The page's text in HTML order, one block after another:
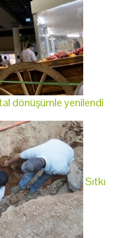
dönüşümle yenilendi
Sıtkı